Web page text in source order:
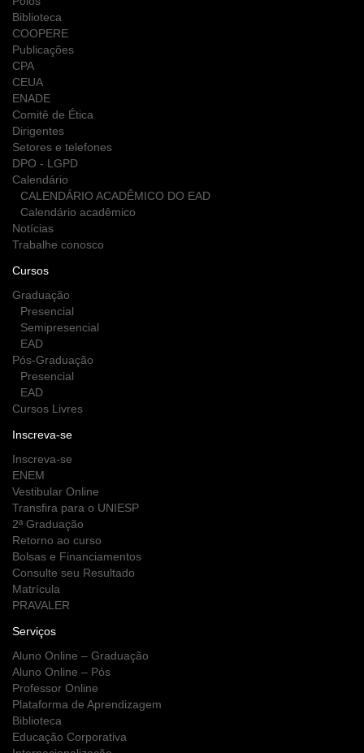
Biblioteca
COOPERE
Publicações
CPA
CEUA
ENADE
Comitê de Ética
Dirigentes
Setores e telefones
DPO - LGPD
Calendário
CALENDÁRIO ACADÊMICO DO EAD
Calendário acadêmico
Notícias
Trabalhe conosco
Cursos
Graduação
Presencial
Semipresencial
EAD
Pós-Graduação
Presencial
EAD
Cursos Livres
Inscreva-se
Inscreva-se
ENEM
Vestibular Online
Transfira para o UNIESP
2ª Graduação
Retorno ao curso
Bolsas e Financiamentos
Consulte seu Resultado
Matrícula
PRAVALER
Serviços
Aluno Online – Graduação
Aluno Online – Pós
Professor Online
Plataforma de Aprendizagem
Biblioteca
Educação Corporativa